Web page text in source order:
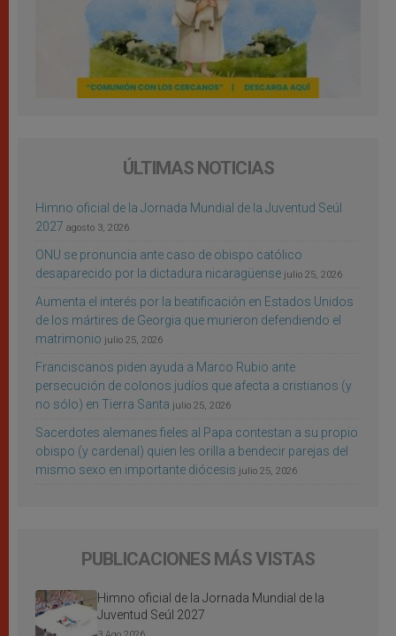
ÚLTIMAS NOTICIAS
Himno oficial de la Jornada Mundial de la Juventud Seúl
2027 agosto 3, 2026
ONU se pronuncia ante caso de obispo católico
desaparecido por la dictadura nicaragüense julio 25, 2026
Aumenta el interés por la beatificación en Estados Unidos
de los mártires de Georgia que murieron defendiendo el
matrimonio julio 25, 2026
Franciscanos piden ayuda a Marco Rubio ante
persecución de colonos judíos que afecta a cristianos (y
no sólo) en Tierra Santa julio 25, 2026
Sacerdotes alemanes fieles al Papa contestan a su propio
obispo (y cardenal) quien les orilla a bendecir parejas del
mismo sexo en importante diócesis julio 25, 2026
PUBLICACIONES MÁS VISTAS
Himno oficial de la Jornada Mundial de la
Juventud Seúl 2027